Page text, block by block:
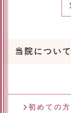
当院について
初めての